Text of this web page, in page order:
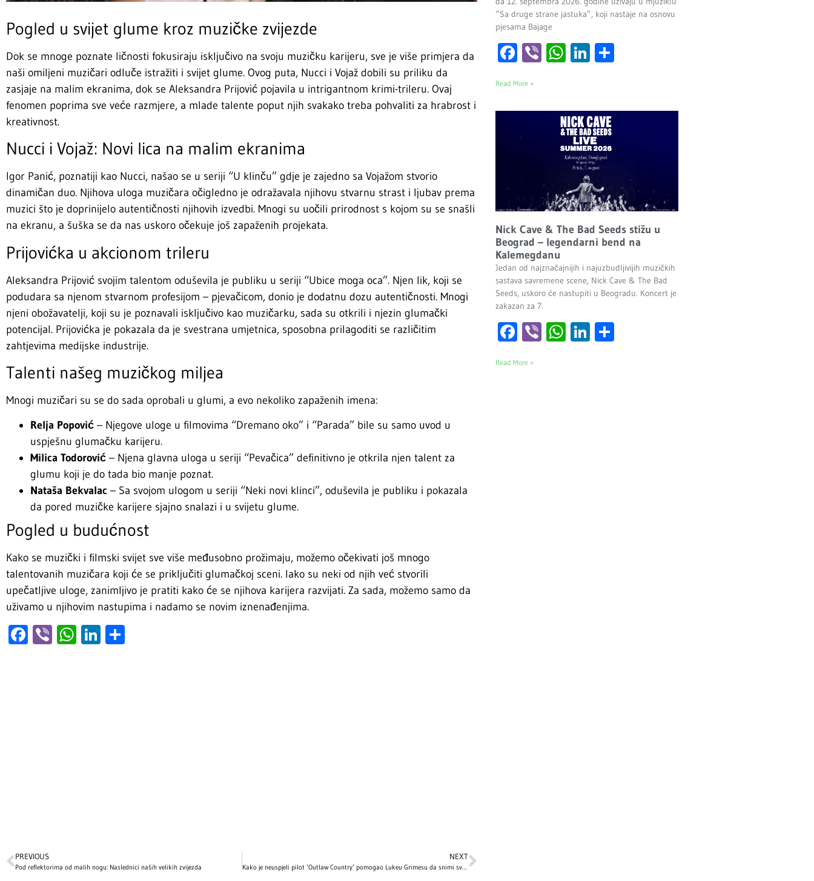
Pogled u svijet glume kroz muzičke zvijezde
Dok se mnoge poznate ličnosti fokusiraju isključivo na svoju muzičku karijeru, sve je više primjera da
naši omiljeni muzičari odluče istražiti i svijet glume. Ovog puta, Nucci i Vojaž dobili su priliku da
zasjaje na malim ekranima, dok se Aleksandra Prijović pojavila u intrigantnom krimi-trileru. Ovaj
fenomen poprima sve veće razmjere, a mlade talente poput njih svakako treba pohvaliti za hrabrost i
kreativnost.
Nucci i Vojaž: Novi lica na malim ekranima
Igor Panić, poznatiji kao Nucci, našao se u seriji “U klinču” gdje je zajedno sa Vojažom stvorio
dinamičan duo. Njihova uloga muzičara očigledno je odražavala njihovu stvarnu strast i ljubav prema
muzici što je doprinijelo autentičnosti njihovih izvedbi. Mnogi su uočili prirodnost s kojom su se snašli
na ekranu, a šuška se da nas uskoro očekuje još zapaženih projekata.
Prijovićka u akcionom trileru
Aleksandra Prijović svojim talentom oduševila je publiku u seriji “Ubice moga oca”. Njen lik, koji se
podudara sa njenom stvarnom profesijom – pjevačicom, donio je dodatnu dozu autentičnosti. Mnogi
njeni obožavatelji, koji su je poznavali isključivo kao muzičarku, sada su otkrili i njezin glumački
potencijal. Prijovićka je pokazala da je svestrana umjetnica, sposobna prilagoditi se različitim
zahtjevima medijske industrije.
Talenti našeg muzičkog miljea
Mnogi muzičari su se do sada oprobali u glumi, a evo nekoliko zapaženih imena:
Relja Popović – Njegove uloge u filmovima “Dremano oko” i “Parada” bile su samo uvod u
uspješnu glumačku karijeru.
Milica Todorović – Njena glavna uloga u seriji “Pevačica” definitivno je otkrila njen talent za
glumu koji je do tada bio manje poznat.
Nataša Bekvalac – Sa svojom ulogom u seriji “Neki novi klinci”, oduševila je publiku i pokazala
da pored muzičke karijere sjajno snalazi i u svijetu glume.
Pogled u budućnost
Kako se muzički i filmski svijet sve više međusobno prožimaju, možemo očekivati još mnogo
talentovanih muzičara koji će se priključiti glumačkoj sceni. Iako su neki od njih već stvorili
upečatljive uloge, zanimljivo je pratiti kako će se njihova karijera razvijati. Za sada, možemo samo da
uživamo u njihovim nastupima i nadamo se novim iznenađenjima.
Facebook
ViberWhatsApp
LinkedIn
PREVIOUS
Pod reflektorima od malih nogu: Naslednici naših velikih zvijezda
NEXT
Kako je neuspjeli pilot ‘Outlaw Country’ pomogao Lukeu Grimesu da snimi svoju prvu pjesmu
“Sa druge strane jastuka”, koji nastaje na osnovu
pjesama Bajage
Facebook
ViberWhatsApp
LinkedIn
Read More »
Nick Cave & The Bad Seeds stižu u
Beograd – legendarni bend na
Kalemegdanu
Jedan od najznačajnijih i najuzbudljivijih muzičkih
sastava savremene scene, Nick Cave & The Bad
Seeds, uskoro će nastupiti u Beogradu. Koncert je
zakazan za 7.
Facebook
ViberWhatsApp
LinkedIn
Read More »